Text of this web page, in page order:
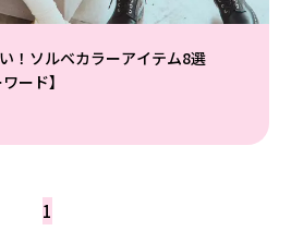
！ソルベカラーアイテム8選
ード】
1